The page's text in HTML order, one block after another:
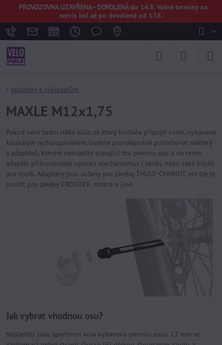
PROVOZOVNA UZAVŘENA - DOVOLENÁ do 14.8. Volné termíny na
servis kol až po dovolené od 17.8.
adaptéry k cyklosetům
MAXLE M12x1,75
Pokud není zadní nába kola, za který hodláte připojit vozík, vybavena
klasickým rychloupínákem, budete pravděpodně potřebovat některý
z adaptérů, kterým nahradíte stávající tzv. pevnou osu a na tento
adaptér přišroubujete upínací mechanismus ( závěs, nebo táké hitch)
pro vozík. Adaptéry jsou určeny pro závěsy THULE-CHARIOT, ale lze je
použít pro závěsy CROOZER, možná o jiné.
Jak vybrat vhodnou osu?
Nejčastěji jsou sportovní kola vybavena pevnou osou 12 mm se